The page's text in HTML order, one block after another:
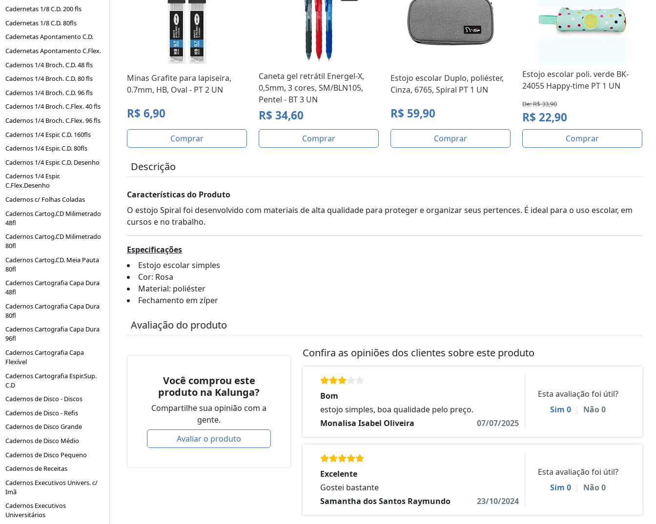
Cadernetas 1/8 C.D. 200 fls
Cadernetas 1/8 C.D. 80fls
Cadernetas Apontamento C.D.
Cadernetas Apontamento C.Flex.
Cadernos 1/4 Broch. C.D. 48 fls
Cadernos 1/4 Broch. C.D. 80 fls
Cadernos 1/4 Broch. C.D. 96 fls
Cadernos 1/4 Broch. C.Flex. 40 fls
Cadernos 1/4 Broch. C.Flex. 96 fls
Cadernos 1/4 Espir. C.D. 160fls
Cadernos 1/4 Espir. C.D. 80fls
Cadernos 1/4 Espir. C.D. Desenho
Cadernos 1/4 Espir.
C.Flex.Desenho
Cadernos c/ Folhas Coladas
Cadernos Cartog.CD Milimetrado
48fl
Cadernos Cartog.CD Milimetrado
80fl
Cadernos Cartog.CD. Meia Pauta
80fl
Cadernos Cartografia Capa Dura
48fl
Cadernos Cartografia Capa Dura
80fl
Cadernos Cartografia Capa Dura
96fl
Cadernos Cartografia Capa
Flexível
Cadernos Cartografia Espir.Sup.
C.D
Cadernos de Disco - Discos
Cadernos de Disco - Refis
Cadernos de Disco Grande
Cadernos de Disco Médio
Cadernos de Disco Pequeno
Cadernos de Receitas
Cadernos Executivos Univers. c/
Imã
Cadernos Executivos
Universitários
Minas Grafite para lapiseira,
0.7mm, HB, Oval - PT 2 UN
R$ 6,90
Comprar
Caneta gel retrátil Energel-X,
0,5mm, 3 cores, SM/BLN105,
Pentel - BT 3 UN
R$ 34,60
Comprar
Estojo escolar Duplo, poliéster,
Cinza, 6765, Spiral PT 1 UN
R$ 59,90
Comprar
Estojo escolar poli. verde BK-
24055 Happy-time PT 1 UN
De: R$ 33,90
R$ 22,90
Comprar
Descrição
Características do Produto
O estojo Spiral foi desenvolvido com materiais de alta qualidade para proteger e organizar seus pertences. É ideal para o uso escolar, em
cursos e no trabalho.
Especificações
Estojo escolar simples
Cor: Rosa
Material: poliéster
Fechamento em zíper
Avaliação do produto
Você comprou este
produto na Kalunga?
Compartilhe sua opinião com a
gente.
Avaliar o produto
Confira as opiniões dos clientes sobre este produto
Bom
estojo simples, boa qualidade pelo preço.
Monalisa Isabel Oliveira
07/07/2025
Esta avaliação foi útil?
Sim 0 | Não0
Excelente
Gostei bastante
Samantha dos Santos Raymundo
23/10/2024
Esta avaliação foi útil?
Sim 0 | Não0